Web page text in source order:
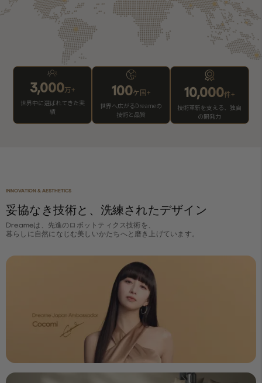
3,000万+
世界中に選ばれてきた実
績
100ケ国+
世界へ広がるDreameの
技術と品質
10,000件+
技術革新を支える、独自
の開発力
INNOVATION & AESTHETICS
妥協なき技術と、洗練されたデザイン
Dreameは、先進のロボットティクス技術を、
暮らしに自然になじむ美しいかたちへと磨き上げています。